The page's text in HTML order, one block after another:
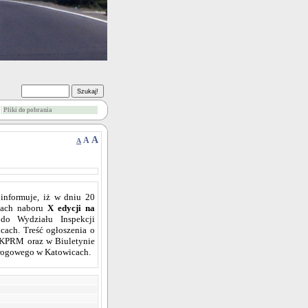
Pliki do pobrania
A A A
informuje, iż w dniu 20
naboruX edycji na
Wydziału Inspekcji
Treść ogłoszenia o
oraz w Biuletynie
w Katowicach.